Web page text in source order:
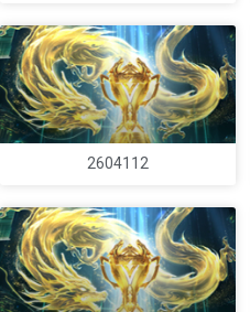
2604112